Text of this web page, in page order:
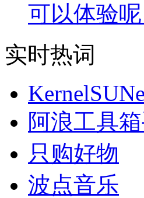
可以体验
实时热词
阿浪工具
只购好物
波点音乐